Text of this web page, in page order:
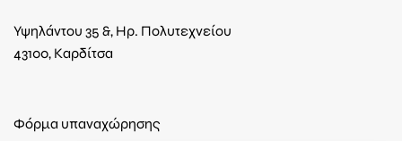
Υψηλάντου 35 &, Ηρ. Πολυτεχνείου
43100, Καρδίτσα
Φόρμα υπαναχώρησης